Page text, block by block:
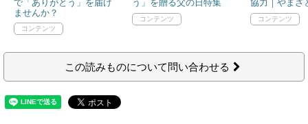
で「ありがとう」を届け
ませんか？
う」を贈る父の日特集
協力｜やまざ
この読みものについて問い合わせる